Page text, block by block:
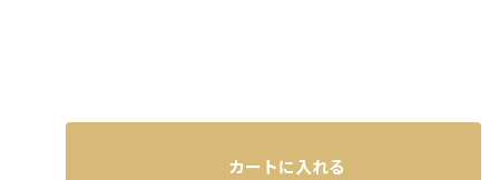
カートに入れる